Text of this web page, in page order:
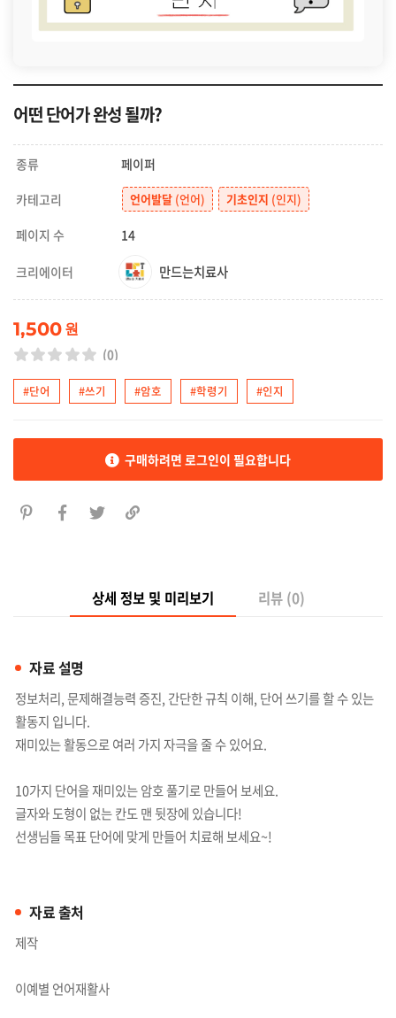
어떤 단어가 완성 될까?
종류
페이퍼
카테고리
언어발달 (언어) 기초인지 (인지)
페이지 수 14
크리에이터 만드는치료사
1,500 원
(0)
#단어 #쓰기 #암호 #학령기 #인지
구매하려면 로그인이 필요합니다
상세 정보 및 미리보기 리뷰 (0)
자료 설명
정보처리, 문제해결능력 증진, 간단한 규칙 이해, 단어 쓰기를 할 수 있는
활동지 입니다.
재미있는 활동으로 여러 가지 자극을 줄 수 있어요.
10가지 단어을 재미있는 암호 풀기로 만들어 보세요.
글자와 도형이 없는 칸도 맨 뒷장에 있습니다!
선생님들 목표 단어에 맞게 만들어 치료해 보세요~!
자료 출처
제작
이예별 언어재활사